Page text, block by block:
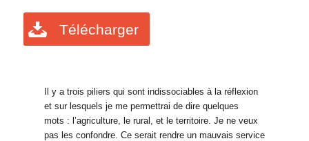
Télécharger
Il y a trois piliers qui sont indissociables à la réflexion
et sur lesquels je me permettrai de dire quelques
mots : l’agriculture, le rural, et le territoire. Je ne veux
pas les confondre. Ce serait rendre un mauvais service